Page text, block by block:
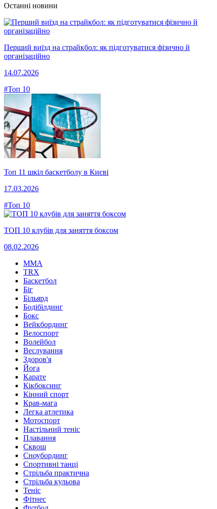
Останні новини
Перший виїзд на страйкбол: як підготуватися фізично й
організаційно
14.07.2026
#Топ 10
Топ 11 шкіл баскетболу в Києві
17.03.2026
#Топ 10
ТОП 10 клубів для заняття боксом
08.02.2026
MMA
TRX
Баскетбол
Біг
Більярд
Бодібілдинг
Бокс
Вейкбординг
Велоспорт
Волейбол
Веслування
Здоров'я
Йога
Карате
Кікбоксинг
Кінний спорт
Крав-мага
Легка атлетика
Мотоспорт
Настільний теніс
Плавання
Сквош
Сноубординг
Спортивні танці
Стрільба практична
Стрільба кульова
Теніс
Фітнес